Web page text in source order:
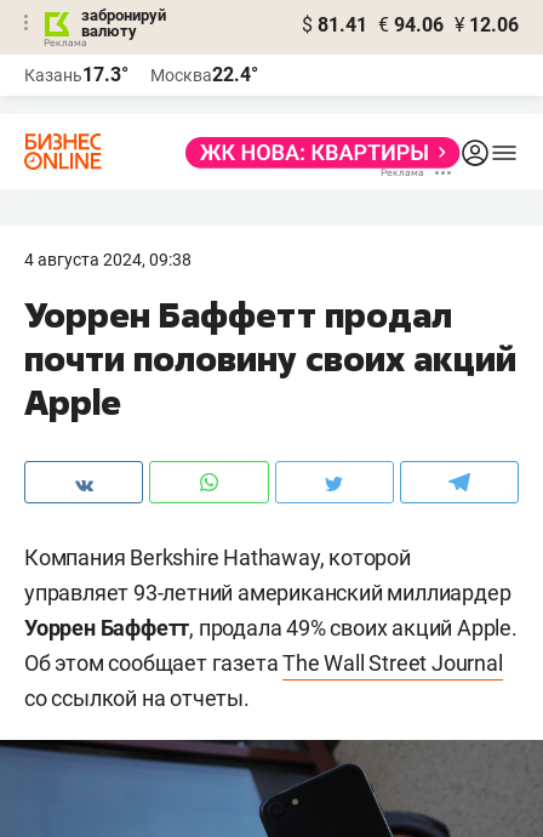
забронируй
валюту
$ 81.41 € 94.06 ¥ 12.06
Казань17.3° Москва22.4°
4 августа 2024, 09:38
Уоррен Баффетт продал
почти половину своих акций
Apple
Компания Berkshire Hathaway, которой
управляет 93-летний американский миллиардер
Уоррен Баффетт, продала 49% своих акций Apple.
Об этом сообщает газетаThe Wall Street Journal
со ссылкой на отчеты.